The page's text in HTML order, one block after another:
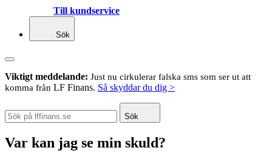
Till kundservice
Sök
Viktigt meddelande: Just nu cirkulerar falska sms som ser ut att
komma från LF Finans. Så skyddar du dig >
Sök
Var kan jag se min skuld?